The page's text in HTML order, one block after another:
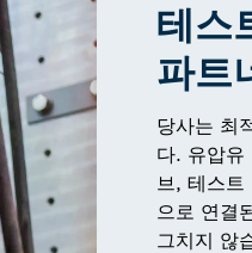
테스
파트
당사는 최
다. 유압유
브, 테스트
으로 연결
그치지 않